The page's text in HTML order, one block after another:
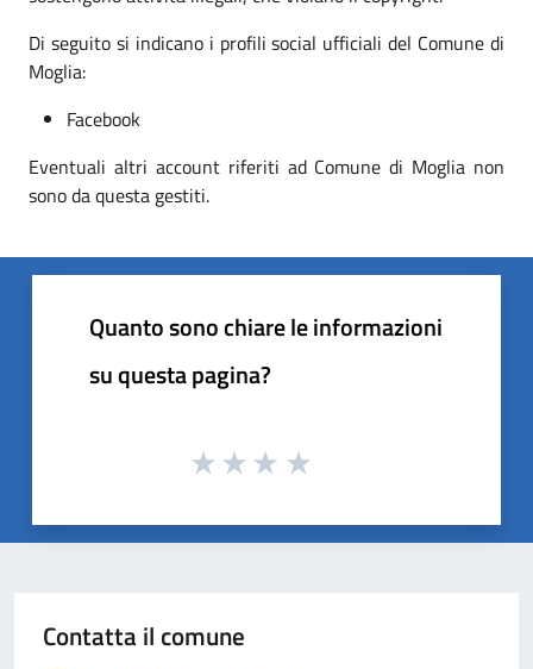
Di seguito si indicano i profili social ufficiali del Comune di
Moglia:
Facebook
Eventuali altri account riferiti ad Comune di Moglia non
sono da questa gestiti.
Quanto sono chiare le informazioni
su questa pagina?
Contatta il comune